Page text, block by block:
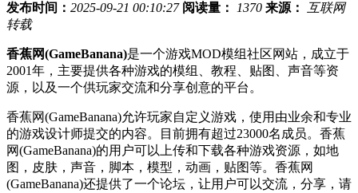
发布时间： 2025-09-21 00:10:27 阅读量： 1370 来源： 互联网
转载
香蕉网(GameBanana)是一个游戏MOD模组社区网站，成立于
2001年，主要提供各种游戏的模组、教程、贴图、声音等资
源，以及一个供玩家交流和分享创意的平台。
香蕉网(GameBanana)允许玩家自定义游戏，使用由业余和专业
的游戏设计师提交的内容。目前拥有超过23000名成员。香蕉
网(GameBanana)的用户可以上传和下载各种游戏资源，如地
图，皮肤，声音，脚本，模型，动画，贴图等。香蕉网
(GameBanana)还提供了一个论坛，让用户可以交流，分享，请